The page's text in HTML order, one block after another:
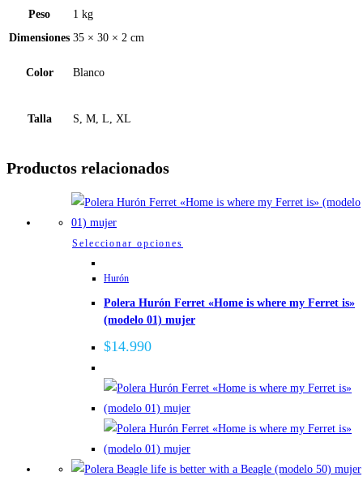
Peso
1 kg
Dimensiones 35 × 30 × 2 cm
Color Blanco
Talla S, M, L, XL
Productos relacionados
Seleccionar opciones
múltiples
variantes.
se
pueden
elegir
en
la
Hurón
Polera Hurón Ferret «Home is where my Ferret is»
(modelo 01) mujer
$14.990